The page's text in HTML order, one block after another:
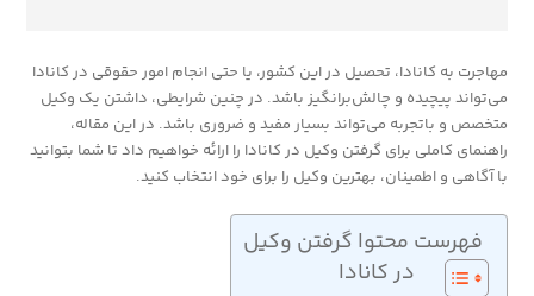
مهاجرت به کانادا، تحصیل در این کشور، یا حتی انجام امور حقوقی در کانادا
می‌تواند پیچیده و چالش‌برانگیز باشد. در چنین شرایطی، داشتن یک وکیل
متخصص و باتجربه می‌تواند بسیار مفید و ضروری باشد. در این مقاله،
راهنمای کاملی برای گرفتن وکیل در کانادا را ارائه خواهیم داد تا شما بتوانید
با آگاهی و اطمینان، بهترین وکیل را برای خود انتخاب کنید.
فهرست محتوا گرفتن وکیل
در کانادا